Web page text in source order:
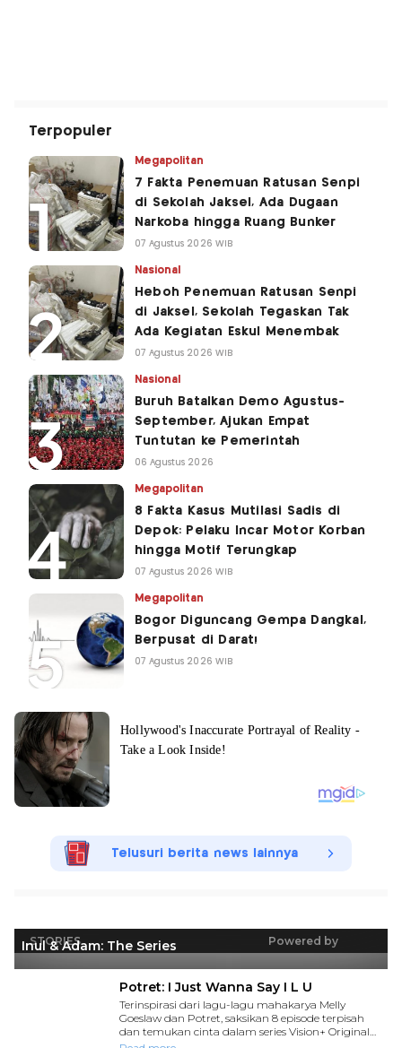
Terpopuler
Megapolitan
7 Fakta Penemuan Ratusan Senpi
di Sekolah Jaksel, Ada Dugaan
Narkoba hingga Ruang Bunker
07 Agustus 2026 WIB
Nasional
Heboh Penemuan Ratusan Senpi
di Jaksel, Sekolah Tegaskan Tak
Ada Kegiatan Eskul Menembak
07 Agustus 2026 WIB
Nasional
Buruh Batalkan Demo Agustus-
September, Ajukan Empat
Tuntutan ke Pemerintah
06 Agustus 2026
Megapolitan
8 Fakta Kasus Mutilasi Sadis di
Depok: Pelaku Incar Motor Korban
hingga Motif Terungkap
07 Agustus 2026 WIB
Megapolitan
Bogor Diguncang Gempa Dangkal,
Berpusat di Darat!
07 Agustus 2026 WIB
Telusuri berita news lainnya